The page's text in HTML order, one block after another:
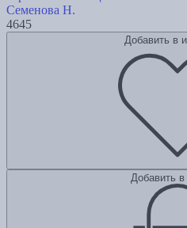
Семенова Н.
4645
Добавить в
Добавить в